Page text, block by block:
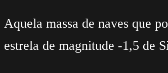
Aquela massa de naves que
estrela de magnitude -1,5 de